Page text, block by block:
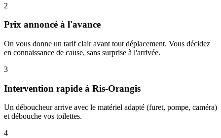
2
Prix annoncé à l'avance
On vous donne un tarif clair avant tout déplacement. Vous décidez
en connaissance de cause, sans surprise à l'arrivée.
3
Intervention rapide à Ris-Orangis
Un déboucheur arrive avec le matériel adapté (furet, pompe, caméra)
et débouche vos toilettes.
4